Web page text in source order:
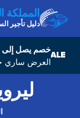
المملكة
دليل تأجير
خصم يصل إلى 20% على تأجير السيارات في جميع أنحاء العالم
العرض ساري حتى ١١ أغسطس ٢٠٢٦ - استفد